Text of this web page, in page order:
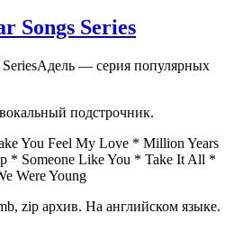
Songs Series
Адель — серия популярных
подстрочник.
You Feel My Love * Million Years
* Someone Like You * Take It All *
Were Young
zip архив. На английском языке.